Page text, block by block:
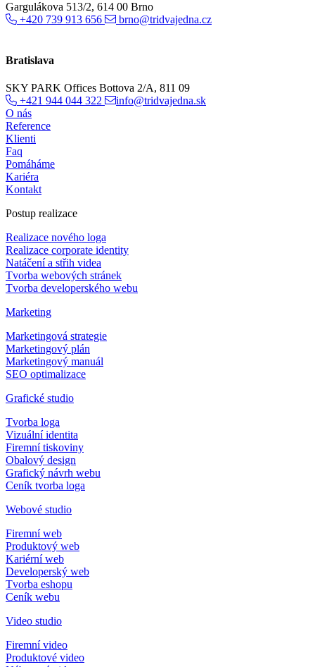
Gargulákova 513/2, 614 00 Brno
+420 739 913 656
brno@tridvajedna.cz
Bratislava
SKY PARK Offices Bottova 2/A, 811 09
+421 944 044 322
info@tridvajedna.sk
O nás
Reference
Klienti
Faq
Pomáháme
Kariéra
Kontakt
Postup realizace
Realizace nového loga
Realizace corporate identity
Natáčení a střih videa
Tvorba webových stránek
Tvorba developerského webu
Marketing
Marketingová strategie
Marketingový plán
Marketingový manuál
SEO optimalizace
Grafické studio
Tvorba loga
Vizuální identita
Firemní tiskoviny
Obalový design
Grafický návrh webu
Ceník tvorba loga
Webové studio
Firemní web
Produktový web
Kariérní web
Developerský web
Tvorba eshopu
Ceník webu
Video studio
Firemní video
Produktové video